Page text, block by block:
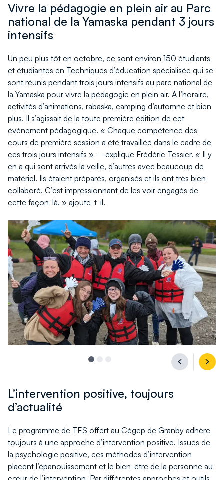
Vivre la pédagogie en plein air au Parc
national de la Yamaska pendant 3 jours
intensifs
Un peu plus tôt en octobre, ce sont environ 150 étudiants
et étudiantes en Techniques d’éducation spécialisée qui se
sont réunis pendant trois jours intensifs au parc national de
la Yamaska pour vivre la pédagogie en plein air. À l’horaire,
activités d’animations, rabaska, camping d’automne et bien
plus. Il s’agissait de la toute première édition de cet
événement pédagogique. « Chaque compétence des
cours de première session a été travaillée dans le cadre de
ces trois jours intensifs » – explique Frédéric Tessier. « Il y
en a qui sont arrivés la veille, d’autres avec beaucoup de
matériel. Ils étaient préparés, organisés et ils ont très bien
collaboré. C’est impressionnant de les voir engagés de
cette façon-là. » ajoute-t-il.
l'image
l'image
l'image
L’intervention positive, toujours
d’actualité
Le programme de TES offert au Cégep de Granby adhère
toujours à une approche d’intervention positive. Issues de
la psychologie positive, ces méthodes d’intervention
placent l’épanouissement et le bien-être de la personne au